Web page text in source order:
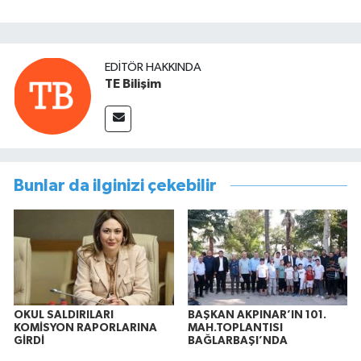
EDITÖR HAKKINDA
TE Bilişim
Bunlar da ilginizi çekebilir
OKUL SALDIRILARI
KOMİSYON RAPORLARINA
GİRDİ
BAŞKAN AKPINAR’IN 101.
MAH.TOPLANTISI
BAĞLARBAŞI’NDA